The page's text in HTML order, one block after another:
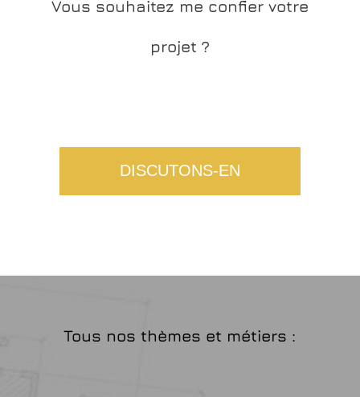
Vous souhaitez me confier votre
projet ?
DISCUTONS-EN
Tous nos thèmes et métiers :